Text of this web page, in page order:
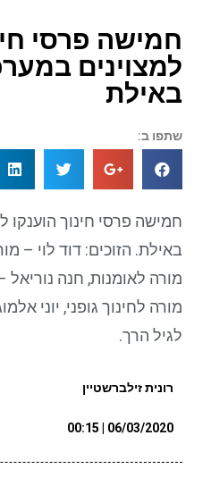
חמישה פרסי
למצוינים
באילת
שתפו ב:
חמישה פרסי חינוך הוענקו
באילת. הזוכים: דוד לוי –
מורה לאומנות, חנה
מורה לחינוך גופני, יוני
לגיל הרך.
רונית זילברשטיין
06/03/2020 | 00:15